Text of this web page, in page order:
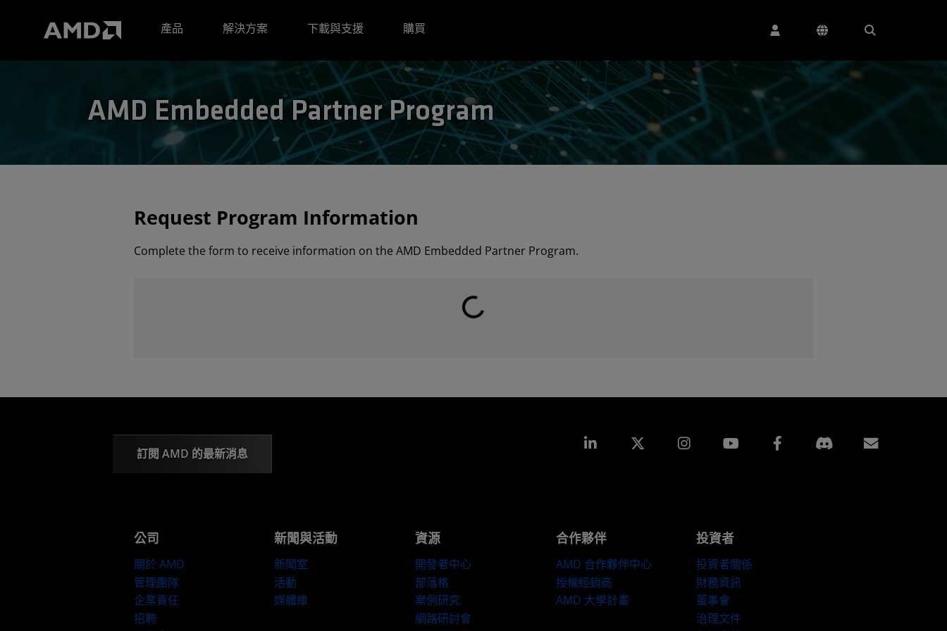
產品
解決方案 下載與支援 購買
AMD Embedded Partner Program
Request Program Information
Complete the form to receive information on the AMD Embedded Partner Program.
載入中...
訂閱 AMD 的最新消息
Linkedin Instagram Facebook
公司
關於 AMD
管理團隊
企業責任
招聘
新聞與活動
新聞室
活動
媒體庫
資源
開發者中心
部落格
案例研究
網路研討會
合作夥伴
AMD 合作夥伴中心
授權經銷商
AMD 大學計畫
投資者
投資者關係
財務資訊
董事會
治理文件